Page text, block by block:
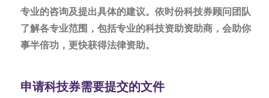
专业的咨询及提出具体的建议。依时份科技券顾问团队
了解各专业范围，包括专业的科技资助资助商，会助你
事半倍功，更快获得法律资助。
申请科技券需要提交的文件